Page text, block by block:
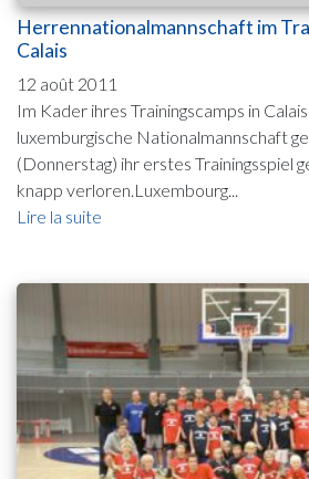
Herrennationalmannschaft im
Calais
12 août 2011
Im Kader ihres Trainingscamps in
luxemburgische Nationalmannschaft
(Donnerstag) ihr erstes Trainingsspiel
knapp verloren.Luxembourg...
Lire la suite